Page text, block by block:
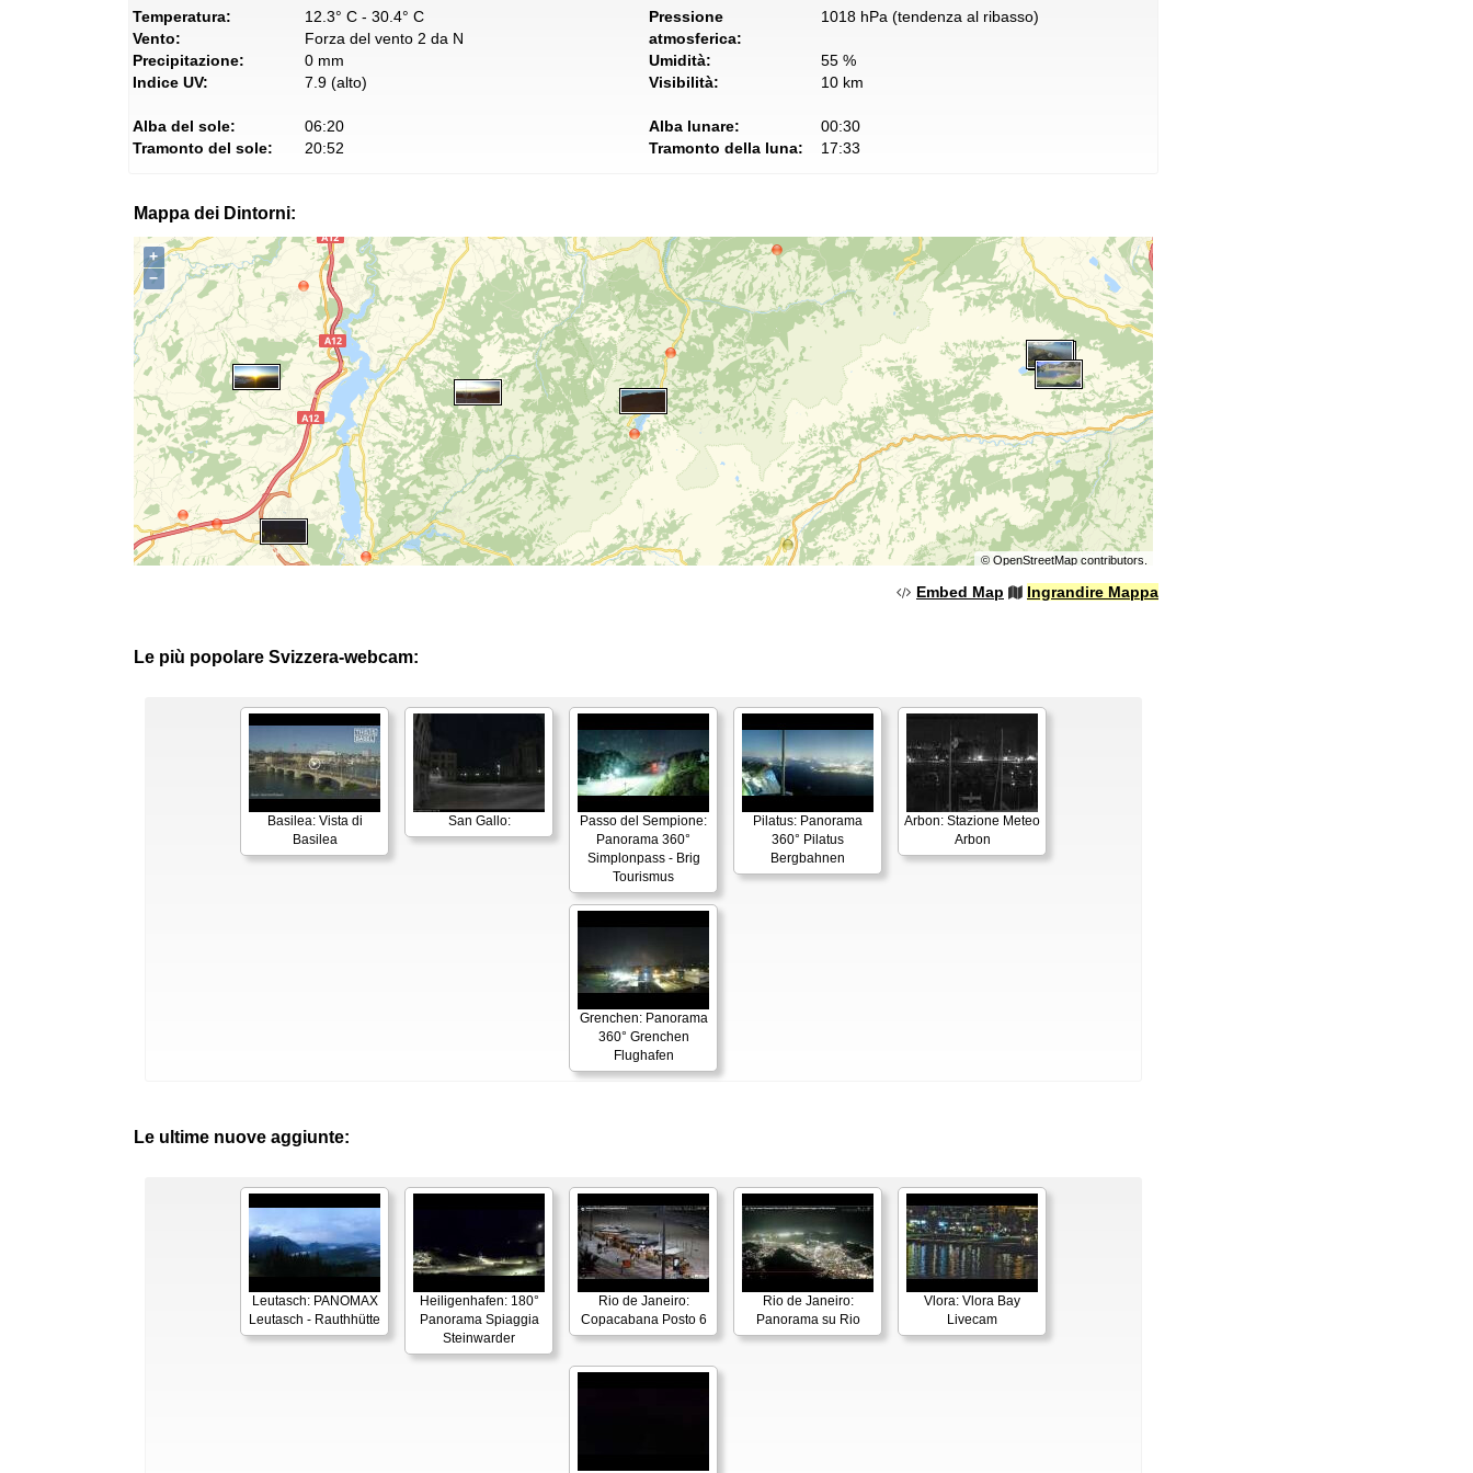
Temperatura:
12.3° C - 30.4° C
Vento:
Forza del vento 2 da N
Precipitazione:
0 mm
Indice UV:
7.9 (alto)
Pressione
atmosferica:
1018 hPa (tendenza al ribasso)
Umidità:
55 %
Visibilità:
10 km
Alba del sole:
06:20
Tramonto del sole:
20:52
Alba lunare:
00:30
Tramonto della luna:
17:33
Mappa dei Dintorni:
+
−
© OpenStreetMapcontributors.
Embed Map Ingrandire Mappa
Le più popolare Svizzera-webcam:
Basilea: Vista di
Basilea
San Gallo:
Passo del Sempione:
Panorama 360°
Simplonpass - Brig
Tourismus
Pilatus: Panorama
360° Pilatus
Bergbahnen
Arbon: Stazione Meteo
Arbon
Grenchen: Panorama
360° Grenchen
Flughafen
Le ultime nuove aggiunte:
Leutasch: PANOMAX
Leutasch - Rauthhütte
Heiligenhafen: 180°
Panorama Spiaggia
Steinwarder
Rio de Janeiro:
Copacabana Posto 6
Rio de Janeiro:
Panorama su Rio
Vlora: Vlora Bay
Livecam